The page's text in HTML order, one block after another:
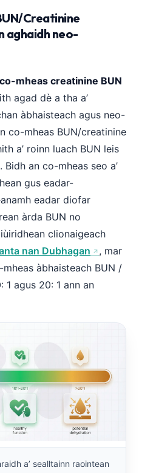
Creatinine
aghaidh neo-
mheas creatinine BUN
agad dè a tha a’
àbhaisteach agus neo-
co-mheas BUN/creatinine
a’ roinn luach BUN leis
an co-mheas seo a’
gus eadar-
eadar diofar
àrda BUN no
clionaigeach
nan Dubhagan
, mar
àbhaisteach BUN /
1 agus 20: 1 ann an
a’ sealltainn raointean